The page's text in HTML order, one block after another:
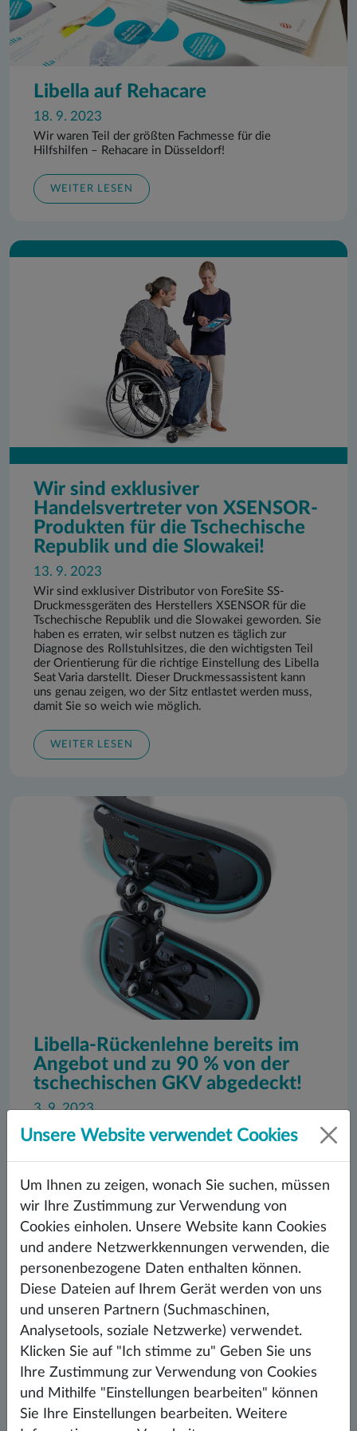
Unsere Website verwendet Cookies
Um Ihnen zu zeigen, wonach Sie suchen, müssen
wir Ihre Zustimmung zur Verwendung von
Cookies einholen. Unsere Website kann Cookies
und andere Netzwerkkennungen verwenden, die
personenbezogene Daten enthalten können.
Diese Dateien auf Ihrem Gerät werden von uns
und unseren Partnern (Suchmaschinen,
Analysetools, soziale Netzwerke) verwendet.
Klicken Sie auf "Ich stimme zu" Geben Sie uns
Ihre Zustimmung zur Verwendung von Cookies
und Mithilfe "Einstellungen bearbeiten" können
Sie Ihre Einstellungen bearbeiten. Weitere
Libella auf Rehacare
18. 9. 2023
Wir waren Teil der größten Fachmesse für die
Hilfshilfen – Rehacare in Düsseldorf!
WEITER LESEN
Wir sind exklusiver
Handelsvertreter von XSENSOR-
Produkten für die Tschechische
Republik und die Slowakei!
13. 9. 2023
Wir sind exklusiver Distributor von ForeSite SS-
Druckmessgeräten des Herstellers XSENSOR für die
Tschechische Republik und die Slowakei geworden. Sie
haben es erraten, wir selbst nutzen es täglich zur
Diagnose des Rollstuhlsitzes, die den wichtigsten Teil
der Orientierung für die richtige Einstellung des Libella
Seat Varia darstellt. Dieser Druckmessassistent kann
uns genau zeigen, wo der Sitz entlastet werden muss,
damit Sie so weich wie möglich.
WEITER LESEN
Libella-Rückenlehne bereits im
Angebot und zu 90 % von der
tschechischen GKV abgedeckt!
3. 9. 2023
Haben Sie die Neuigkeiten schon gehört? Ja, das ist es
wirklich. Die neue RÜCKENLEHNEN-Linie ist bereits
WEITER LESEN